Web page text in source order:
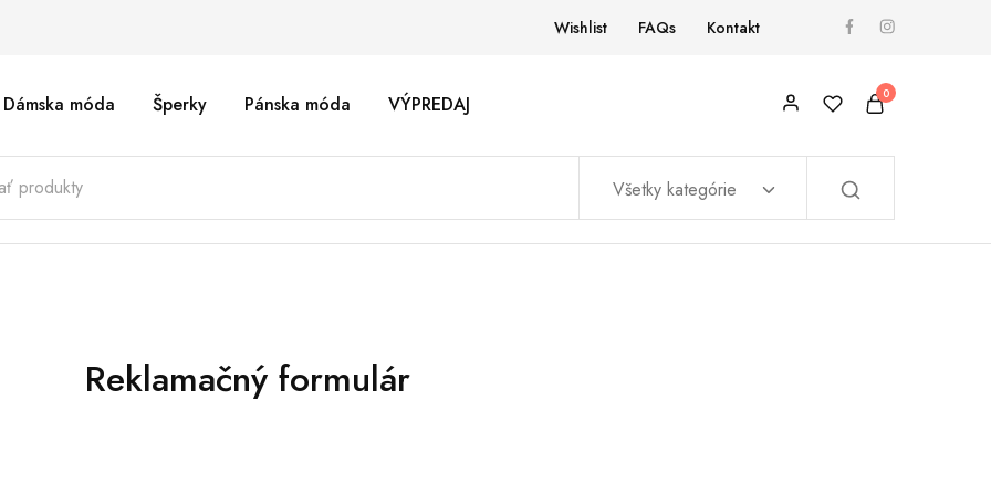
Wishlist FAQs Kontakt
Dámska móda Šperky Pánska móda VÝPREDAJ 0
Všetky kategórie
Reklamačný formulár